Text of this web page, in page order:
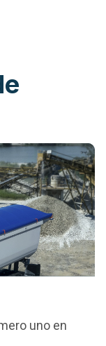
uno en